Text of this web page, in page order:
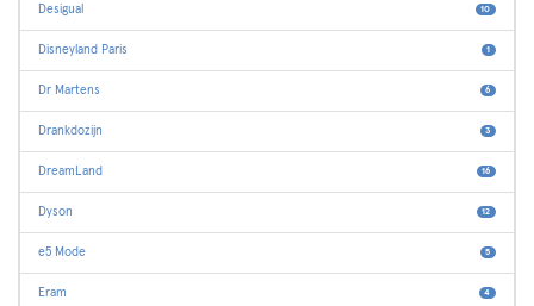
Desigual 10
Disneyland Paris 1
Dr Martens 6
Drankdozijn 3
DreamLand 16
Dyson 12
e5 Mode 5
Eram 4